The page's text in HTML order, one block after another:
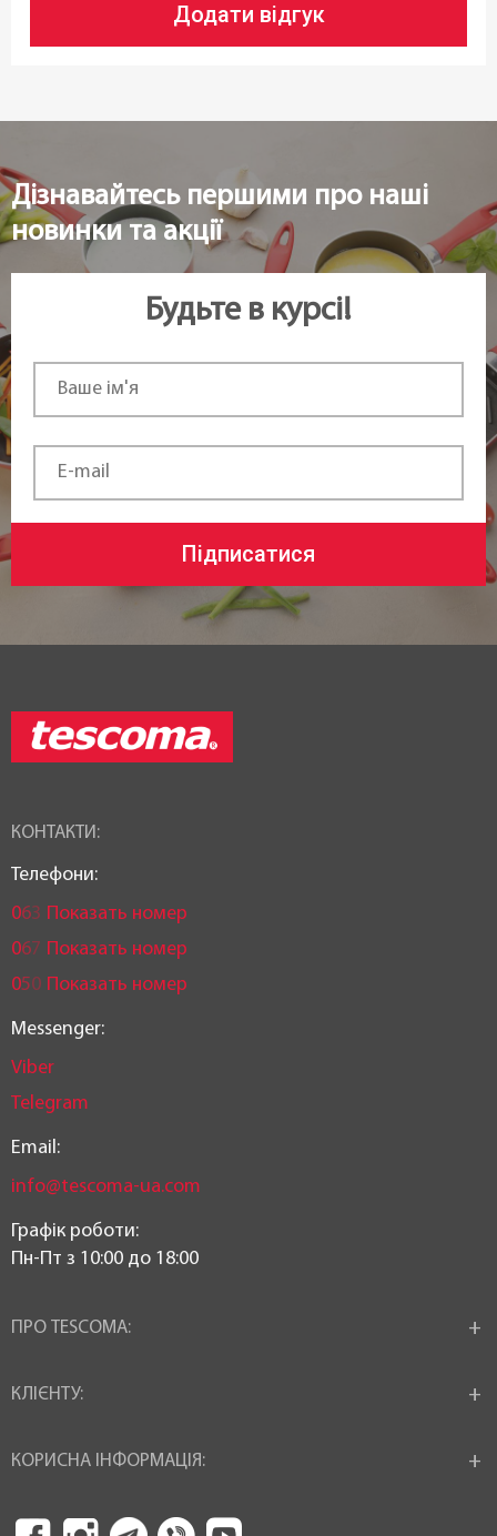
Додати відгук
Дізнавайтесь першими про наші
новинки та акції
Будьте в курсі!
Підписатися
КОНТАКТИ:
Телефони:
063 Показать номер
067 Показать номер
050 Показать номер
Messenger:
Viber
Telegram
Email:
info@tescoma-ua.com
Графік роботи:
Пн-Пт з 10:00 до 18:00
ПРО TESCOMA:
КЛІЄНТУ:
КОРИСНА ІНФОРМАЦІЯ: